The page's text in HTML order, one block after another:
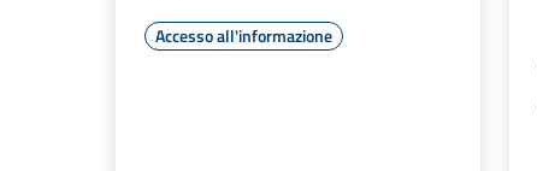
Accesso all'informazione